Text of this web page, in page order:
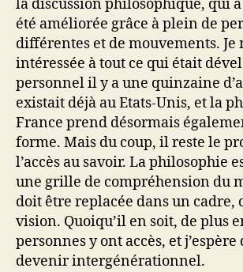
la discussion philosophique, qui
été améliorée grâce à plein de
différentes et de mouvements. Je
intéressée à tout ce qui était
personnel il y a une quinzaine
existait déjà au Etats-Unis, et la
France prend désormais
forme. Mais du coup, il reste le
l’accès au savoir. La philosophie
une grille de compréhension du
doit être replacée dans un cadre,
vision. Quoiqu’il en soit, de plus
personnes y ont accès, et j’espère
devenir intergénérationnel.